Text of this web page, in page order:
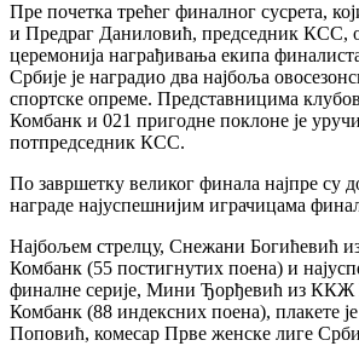
Пре почетка трећег финалног сусрета,
и Предраг Даниловић, председник КСС,
церемонија награђивања екипа
Србије је наградио два најбоља
спортске опреме. Представницима
Комбанк и 021 пригодне поклоне је
потпредседник КСС.
По завршетку великог финала најпре су
награде најуспешнијим играчицама
Најбољем стрелцу, Снежани Богићевић
Комбанк (55 постигнутих поена) и
финалне серије, Мини Ђорђевић из ККЖ
Комбанк (88 индексних поена), плакете
Поповић, комесар Прве женске лиге